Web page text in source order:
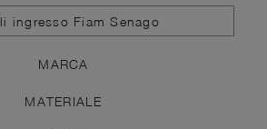
ingresso Fiam Senago
MARCA
MATERIALE